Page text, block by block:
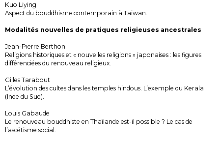
Kuo Liying
Aspect du bouddhisme contemporain à Taiwan.
Modalités nouvelles de pratiques religieuses ancestrales
Jean-Pierre Berthon
Religions historiques et « nouvelles religions » japonaises : les figures
différenciées du renouveau religieux.
Gilles Tarabout
L’évolution des cultes dans les temples hindous. L’exemple du Kerala
(Inde du Sud).
Louis Gabaude
Le renouveau bouddhiste en Thaïlande est-il possible ? Le cas de
l’ascétisme social.